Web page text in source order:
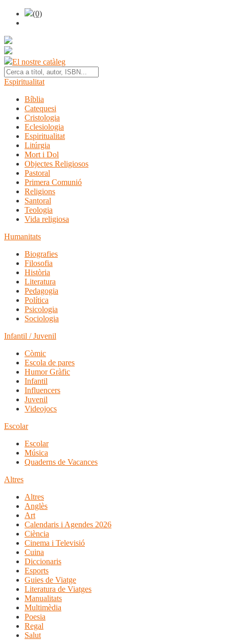
(0)
El nostre catàleg
Espiritualitat
Bíblia
Catequesi
Cristologia
Eclesiologia
Espiritualitat
Litúrgia
Mort i Dol
Objectes Religiosos
Pastoral
Primera Comunió
Religions
Santoral
Teologia
Vida religiosa
Humanitats
Biografies
Filosofia
Història
Literatura
Pedagogia
Política
Psicologia
Sociologia
Infantil / Juvenil
Còmic
Escola de pares
Humor Gràfic
Infantil
Influencers
Juvenil
Videojocs
Escolar
Escolar
Música
Quaderns de Vacances
Altres
Altres
Anglès
Art
Calendaris i Agendes 2026
Ciència
Cinema i Televisió
Cuina
Diccionaris
Esports
Guies de Viatge
Literatura de Viatges
Manualitats
Multimèdia
Poesia
Regal
Salut